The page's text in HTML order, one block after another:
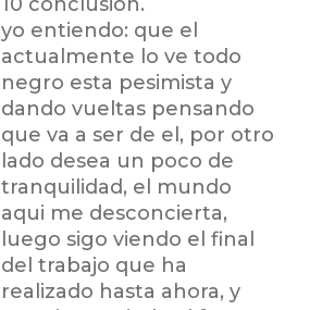
yo entiendo: que el
actualmente lo ve todo
negro esta pesimista y
dando vueltas pensando
que va a ser de el, por otro
lado desea un poco de
tranquilidad, el mundo
aqui me desconcierta,
luego sigo viendo el final
del trabajo que ha
realizado hasta ahora, y